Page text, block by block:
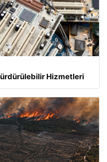
Hizmetleri